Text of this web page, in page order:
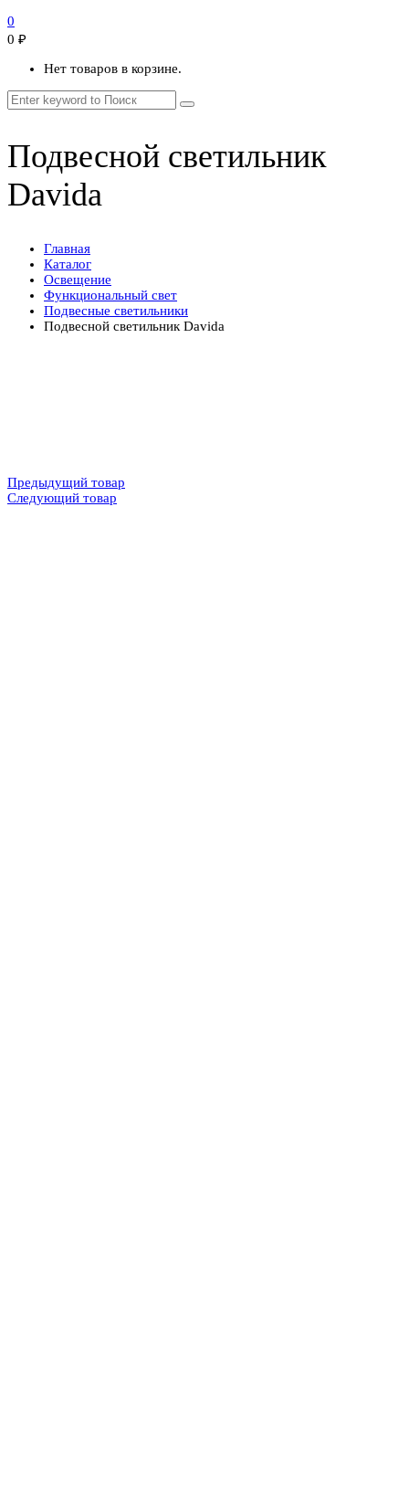
0
0 ₽
Нет товаров в корзине.
Подвесной светильник
Davida
Главная
Каталог
Освещение
Функциональный свет
Подвесные светильники
Подвесной светильник Davida
Предыдущий товар
Следующий товар